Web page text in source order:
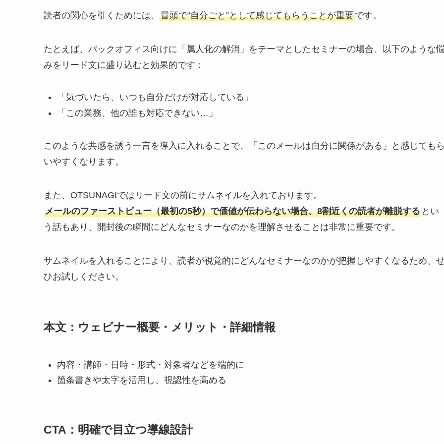
読者の関心を引くためには、 冒頭で“自分ごと”として感じてもらうことが重要です。
たとえば、バックオフィス向けに「属人化の解消」をテーマとしたセミナーの場合、以下のような
みをリード文に盛り込むと効果的です：
「気づいたら、いつも自分だけが対応している」
「この業務、他の誰も対応できない…」
このような共感を誘う一言を導入に入れることで、「このメールは自分に関係がある」と感じても
いやすくなります。
また、OTSUNAGIではリード文の前にサムネイルを入れております。
メールのファーストビュー（最初の5秒）で価値が伝わらない場合、8割近くの読者が離脱する とい
う話もあり、開封後の瞬間にどんなセミナーなのかを理解させることは非常に重要です。
サムネイルを入れることにより、読者が視覚的にどんなセミナーなのかが把握しやすくなるため、
ひお試しください。
本文：ウェビナー概要・メリット・詳細情報
内容・講師・日時・形式・対象者などを端的に
箇条書きや太字を活用し、視認性を高める
CTA：明確で目立つ導線設計